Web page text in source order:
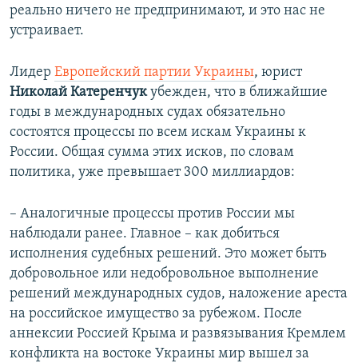
реально ничего не предпринимают, и это нас не
устраивает.
Лидер Европейский партии Украины, юрист
Николай Катеренчукубежден, что в ближайшие
годы в международных судах обязательно
состоятся процессы по всем искам Украины к
России. Общая сумма этих исков, по словам
политика, уже превышает 300 миллиардов:
– Аналогичные процессы против России мы
наблюдали ранее. Главное – как добиться
исполнения судебных решений. Это может быть
добровольное или недобровольное выполнение
решений международных судов, наложение ареста
на российское имущество за рубежом. После
аннексии Россией Крыма и развязывания Кремлем
конфликта на востоке Украины мир вышел за